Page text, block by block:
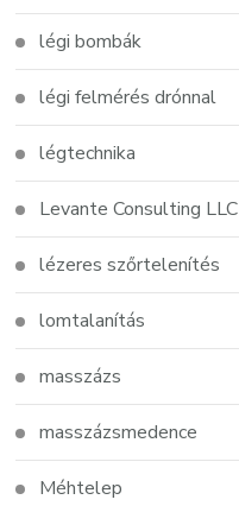
légi bombák
légi felmérés drónnal
légtechnika
Levante Consulting LLC
lézeres szőrtelenítés
lomtalanítás
masszázs
masszázsmedence
Méhtelep